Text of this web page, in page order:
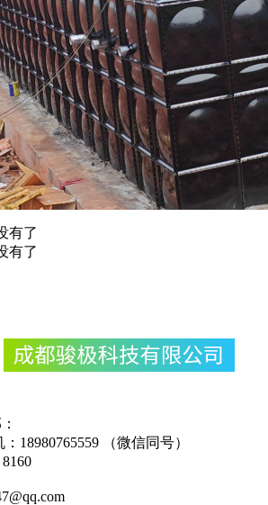
有了
有了
18980765559 （微信同号）
028-8614 8160